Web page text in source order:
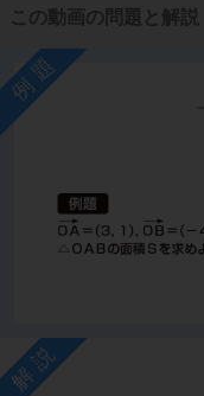
この動画の問題と解説
例題
解説